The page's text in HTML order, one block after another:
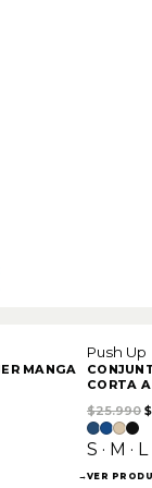
MANGA
→
Push Up
CORTA
$25.990 $
S · M · L
VER